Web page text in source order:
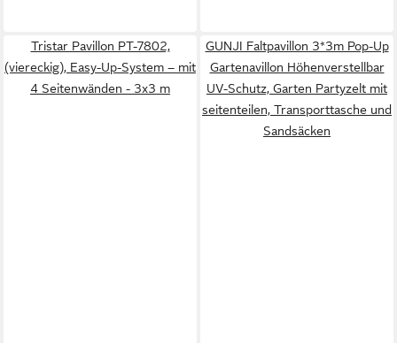
Tristar Pavillon PT-7802,
(viereckig), Easy-Up-System – mit
4 Seitenwänden - 3x3 m
GUNJI Faltpavillon 3*3m Pop-Up
Gartenavillon Höhenverstellbar
UV-Schutz, Garten Partyzelt mit
seitenteilen, Transporttasche und
Sandsäcken